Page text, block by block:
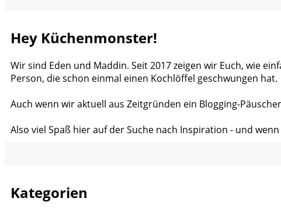
Hey Küchenmonster!
Wir sind Eden und Maddin. Seit 2017 zeigen wir Euch, wie
Person, die schon einmal einen Kochlöffel geschwungen hat.
Auch wenn wir aktuell aus Zeitgründen ein Blogging-
Also viel Spaß hier auf der Suche nach Inspiration - und
Kategorien